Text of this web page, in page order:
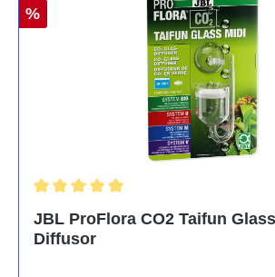
%
JBL ProFlora CO2 Taifun
Diffusor